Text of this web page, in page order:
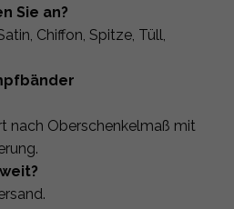
Sie an?
Chiffon, Spitze, Tüll,
nach Oberschenkelmaß mit